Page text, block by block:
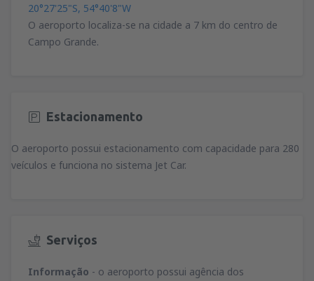
20°27'25"S, 54°40'8"W
O aeroporto localiza-se na cidade a 7 km do centro de
Campo Grande.
Estacionamento
O aeroporto possui estacionamento com capacidade para 280
veículos e funciona no sistema Jet Car.
Serviços
Informação - o aeroporto possui agência dos